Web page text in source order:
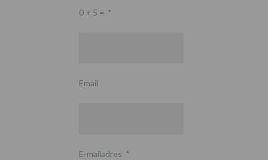
0 + 5 = *
Email
E-mailadres *